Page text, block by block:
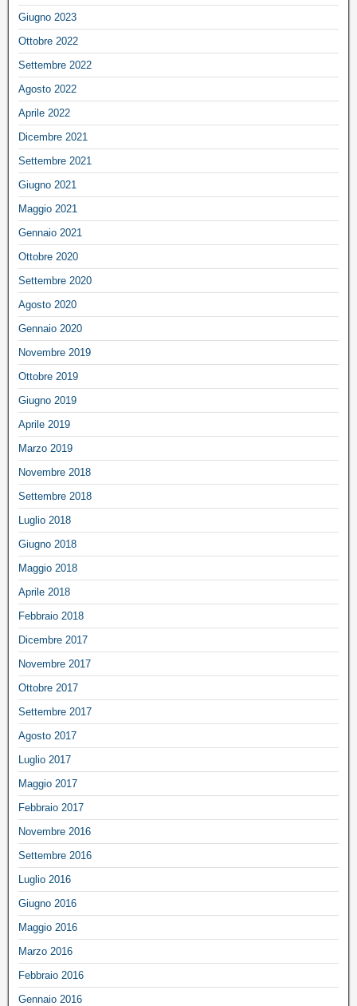
Giugno 2023
Ottobre 2022
Settembre 2022
Agosto 2022
Aprile 2022
Dicembre 2021
Settembre 2021
Giugno 2021
Maggio 2021
Gennaio 2021
Ottobre 2020
Settembre 2020
Agosto 2020
Gennaio 2020
Novembre 2019
Ottobre 2019
Giugno 2019
Aprile 2019
Marzo 2019
Novembre 2018
Settembre 2018
Luglio 2018
Giugno 2018
Maggio 2018
Aprile 2018
Febbraio 2018
Dicembre 2017
Novembre 2017
Ottobre 2017
Settembre 2017
Agosto 2017
Luglio 2017
Maggio 2017
Febbraio 2017
Novembre 2016
Settembre 2016
Luglio 2016
Giugno 2016
Maggio 2016
Marzo 2016
Febbraio 2016
Gennaio 2016